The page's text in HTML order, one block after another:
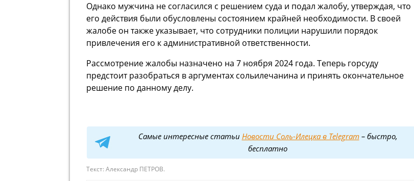
Однако мужчина не согласился с решением суда и подал жалобу, утверждая, что
его действия были обусловлены состоянием крайней необходимости. В своей
жалобе он также указывает, что сотрудники полиции нарушили порядок
привлечения его к административной ответственности.
Рассмотрение жалобы назначено на 7 ноября 2024 года. Теперь горсуду
предстоит разобраться в аргументах сольилечанина и принять окончательное
решение по данному делу.
Самые интересные статьи Новости Соль-Илецка в Telegram– быстро,
бесплатно
Текст: Александр ПЕТРОВ.